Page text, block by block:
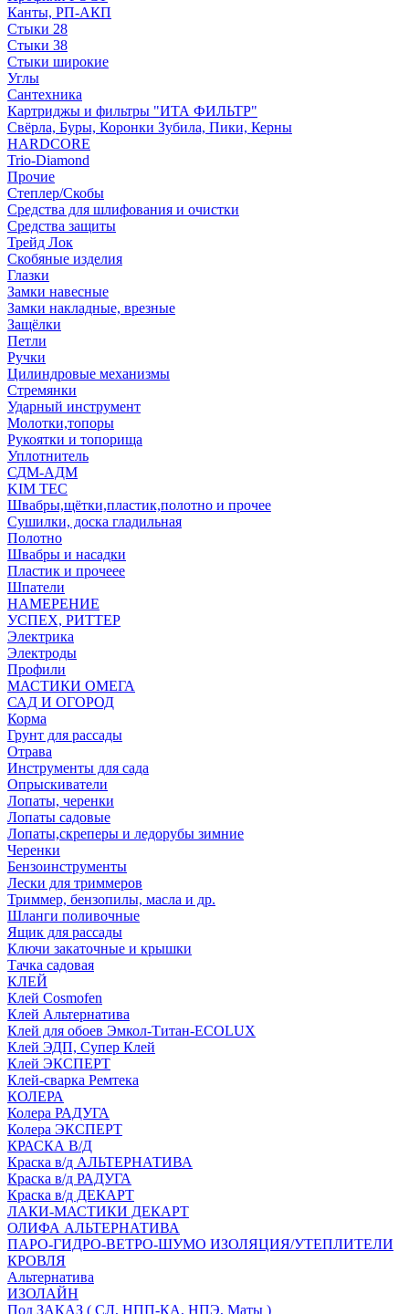
Канты, РП-АКП
Стыки 28
Стыки 38
Стыки широкие
Углы
Сантехника
Картриджы и фильтры "ИТА ФИЛЬТР"
Свёрла, Буры, Коронки Зубила, Пики, Керны
HARDCORE
Trio-Diamond
Прочие
Степлер/Скобы
Средства для шлифования и очистки
Средства защиты
Трейд Лок
Скобяные изделия
Глазки
Замки навесные
Замки накладные, врезные
Защёлки
Петли
Ручки
Цилиндровые механизмы
Стремянки
Ударный инструмент
Молотки,топоры
Рукоятки и топорища
Уплотнитель
СДМ-АДМ
KIM TEC
Швабры,щётки,пластик,полотно и прочее
Сушилки, доска гладильная
Полотно
Швабры и насадки
Пластик и прочеее
Шпатели
НАМЕРЕНИЕ
УСПЕХ, РИТТЕР
Электрика
Электроды
Профили
МАСТИКИ ОМЕГА
САД И ОГОРОД
Корма
Грунт для рассады
Отрава
Инструменты для сада
Опрыскиватели
Лопаты, черенки
Лопаты садовые
Лопаты,скреперы и ледорубы зимние
Черенки
Бензоинструменты
Лески для триммеров
Триммер, бензопилы, масла и др.
Шланги поливочные
Ящик для рассады
Ключи закаточные и крышки
Тачка садовая
КЛЕЙ
Клей Cosmofen
Клей Альтернатива
Клей для обоев Эмкол-Титан-ECOLUX
Клей ЭДП, Супер Клей
Клей ЭКСПЕРТ
Клей-сварка Ремтека
КОЛЕРА
Колера РАДУГА
Колера ЭКСПЕРТ
КРАСКА В/Д
Краска в/д АЛЬТЕРНАТИВА
Краска в/д РАДУГА
Краска в/д ДЕКАРТ
ЛАКИ-МАСТИКИ ДЕКАРТ
ОЛИФА АЛЬТЕРНАТИВА
ПАРО-ГИДРО-ВЕТРО-ШУМО ИЗОЛЯЦИЯ/УТЕПЛИТЕЛИ
КРОВЛЯ
Альтернатива
ИЗОЛАЙН
Под ЗАКАЗ ( СЛ, НПП-КА, НПЭ, Маты )